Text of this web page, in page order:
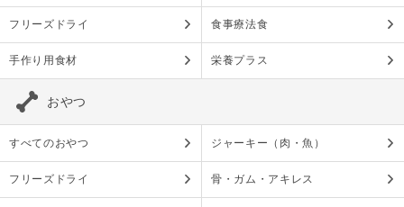
フリーズドライ 食事療法食
手作り用食材 栄養プラス
おやつ
すべてのおやつ ジャーキー（肉・魚）
フリーズドライ 骨・ガム・アキレス